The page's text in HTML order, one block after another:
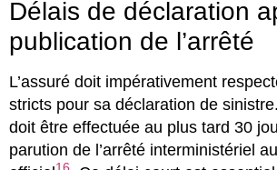
Délais de déclaration
publication de l’arrêté
L’assuré doit impérativement
stricts pour sa déclaration de
doit être effectuée au plus tard 30
parution de l’arrêté interministériel